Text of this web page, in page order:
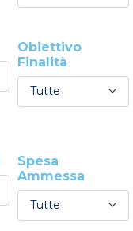
Obiettivo
Finalità
Tutte
Spesa
Ammessa
Tutte